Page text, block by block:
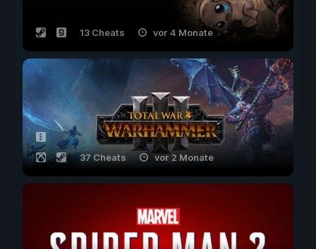
13 Cheats vor 4 Monate
37 Cheats vor 2 Monate